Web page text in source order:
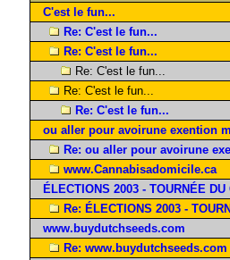
C'est le fun...
Re: C'est le fun...
Re: C'est le fun...
Re: C'est le fun...
Re: C'est le fun...
Re: C'est le fun...
ou aller pour avoirune exention
Re: ou aller pour avoirune
www.Cannabisadomicile.ca
ÉLECTIONS 2003 - TOURNÉE DU
Re: ÉLECTIONS 2003 -
www.buydutchseeds.com
Re: www.buydutchseeds.com